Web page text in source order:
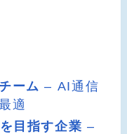
ーム – AI通信
適
目指す企業 –